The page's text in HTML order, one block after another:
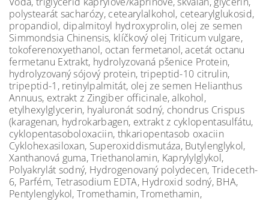
polystearát sacharózy, cetearylalkohol, cetearylglukosid,
propandiol, dipalmitoyl hydroxyprolin, olej ze semen
Simmondsia Chinensis, klíčkový olej Triticum vulgare,
tokoferenoxyethanol, octan fermetanol, acetát octanu
fermetanu Extrakt, hydrolyzovaná pšenice Protein,
hydrolyzovaný sójový protein, tripeptid-10 citrulin,
tripeptid-1, retinylpalmitát, olej ze semen Helianthus
Annuus, extrakt z Zingiber officinale, alkohol,
etylhexylglycerin, hyaluronát sodný, chondrus Crispus
(karagenan, hydrokarbagen, extrakt z cyklopentasulfátu,
cyklopentasoboloxaciin, thkariopentasob oxaciin
Cyklohexasiloxan, Superoxiddismutáza, Butylenglykol,
Xanthanová guma, Triethanolamin, Kaprylylglykol,
Polyakrylát sodný, Hydrogenovaný polydecen, Trideceth-
6, Parfém, Tetrasodium EDTA, Hydroxid sodný, BHA,
Pentylenglykol, Tromethamin, Tromethamin,